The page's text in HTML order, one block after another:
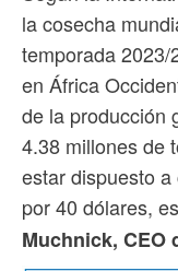
la cosecha
temporada
en África
de la producción
4.38 millones de
estar dispuesto
por 40 dólares,
Muchnick, CEO